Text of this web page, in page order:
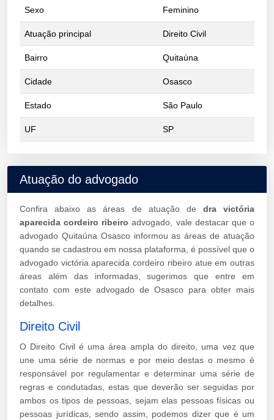
Sexo Feminino
Atuação principal Direito Civil
Bairro Quitaúna
Cidade Osasco
Estado São Paulo
UF SP
Atuação do advogado
Confira abaixo as áreas de atuação de dra victória
aparecida cordeiro ribeiro advogado, vale destacar que o
advogado Quitaúna Osasco informou as áreas de atuação
quando se cadastrou em nossa plataforma, é possível que o
advogado victória aparecida cordeiro ribeiro atue em outras
áreas além das informadas, sugerimos que entre em
contato com este advogado de Osasco para obter mais
detalhes.
Direito Civil
O Direito Civil é uma área ampla do direito, uma vez que
une uma série de normas e por meio destas o mesmo é
responsável por regulamentar e determinar uma série de
regras e condutadas, estas que deverão ser seguidas por
ambos os tipos de pessoas, sejam elas pessoas físicas ou
pessoas jurídicas, sendo assim, podemos dizer que é um